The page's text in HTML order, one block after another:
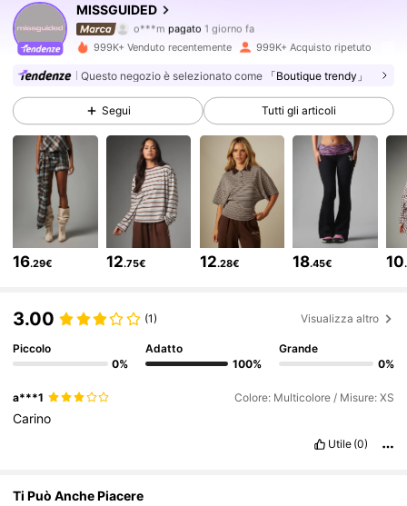
MISSGUIDED
o***mpagato
r***rsegue5 minuti fa
3M Follower
4.83 3M Follower
4.83 3M Follower
4.83 3M Follower
999K+ Venduto recentemente 999K+ Acquisto ripetuto
Questo negozio è selezionato come 「Boutique trendy」
Segui Tutti gli articoli
16.29€ 12.75€ 12.28€ 18.45€ 10
3.00 (1) Visualizza altro
Piccolo
0%
Adatto
100%
Grande
0%
a***1 Colore: Multicolore / Misure: XS
Carino
Utile (0)
Ti Può Anche Piacere